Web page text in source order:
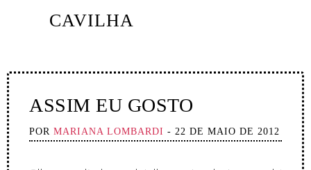
CAVILHA
ASSIM EU GOSTO
POR MARIANA LOMBARDI - 22 DE MAIO DE 2012